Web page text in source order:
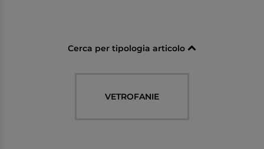
Cerca per tipologia articolo
VETROFANIE